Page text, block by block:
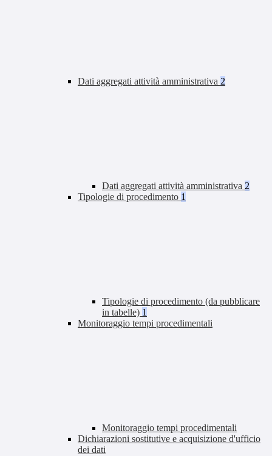
Dati aggregati attività amministrativa 2
Dati aggregati attività amministrativa 2
Tipologie di procedimento 1
Tipologie di procedimento (da pubblicare
in tabelle) 1
Monitoraggio tempi procedimentali
Monitoraggio tempi procedimentali
Dichiarazioni sostitutive e acquisizione d'ufficio
dei dati